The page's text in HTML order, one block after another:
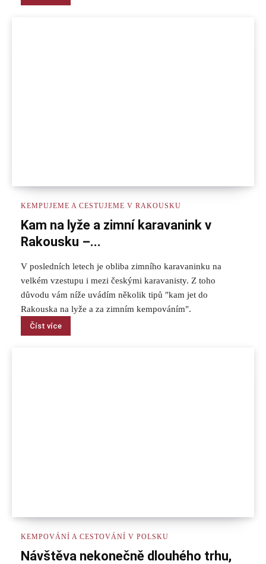
KEMPUJEME A CESTUJEME V RAKOUSKU
Kam na lyže a zimní karavanink v
Rakousku –...
V posledních letech je obliba zimního karavaninku na
velkém vzestupu i mezi českými karavanisty. Z toho
důvodu vám níže uvádím několik tipů "kam jet do
Rakouska na lyže a za zimním kempováním".
Číst více
KEMPOVÁNÍ A CESTOVÁNÍ V POLSKU
Návštěva nekonečně dlouhého trhu,